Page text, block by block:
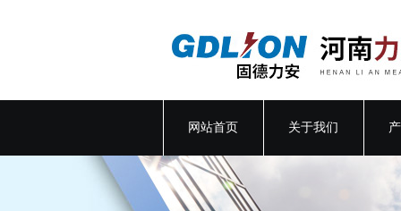
网站首页 关于我们